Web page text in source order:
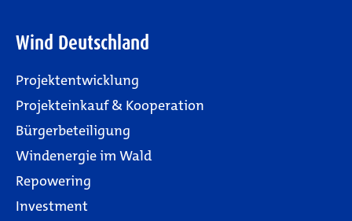
Wind Deutschland
Projektentwicklung
Projekteinkauf & Kooperation
Bürgerbeteiligung
Windenergie im Wald
Repowering
Investment